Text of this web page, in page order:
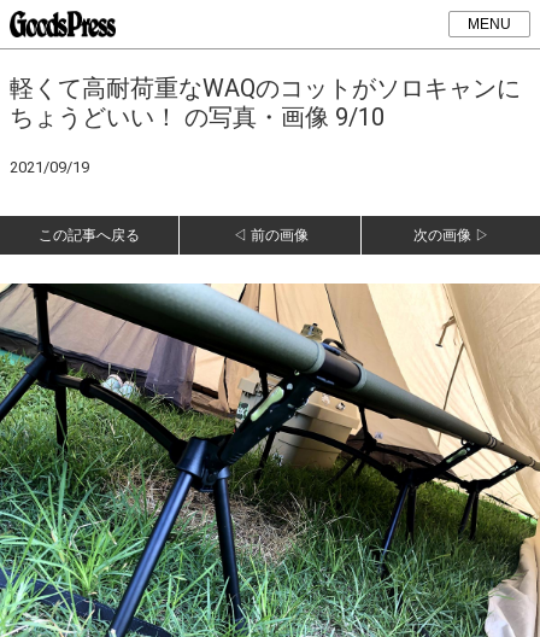
MENU
軽くて高耐荷重なWAQのコットがソロキャンに
ちょうどいい！ の写真・画像 9/10
2021/09/19
この記事へ戻る ◁ 前の画像 次の画像 ▷